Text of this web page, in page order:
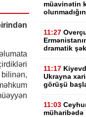
müavinətin
11:27
dramatik
11:17
Ukrayna
görüşü
11:03